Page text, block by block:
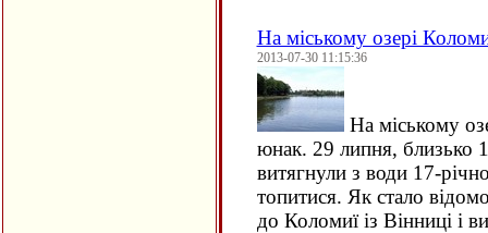
На міському озері
2013-07-30 11:15:36
На міському
юнак. 29 липня, близько
витягнули з води 17-
топитися. Як стало
до Коломиї із Вінниці і